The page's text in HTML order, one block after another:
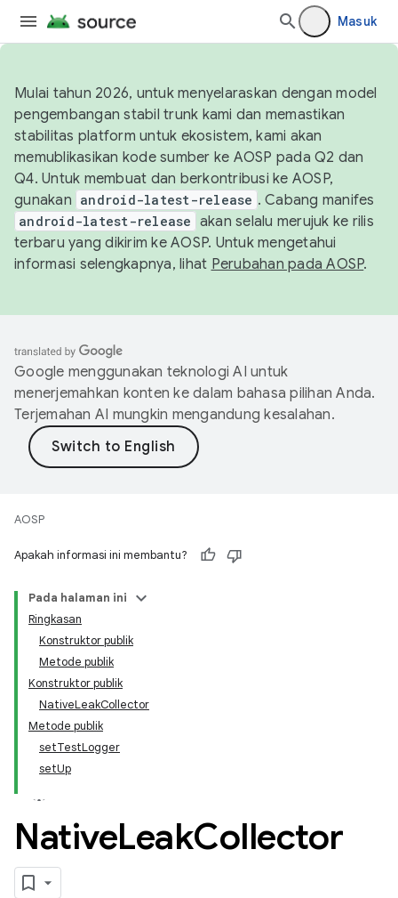
Masuk
Mulai tahun 2026, untuk menyelaraskan dengan model
pengembangan stabil trunk kami dan memastikan
stabilitas platform untuk ekosistem, kami akan
memublikasikan kode sumber ke AOSP pada Q2 dan
Q4. Untuk membuat dan berkontribusi ke AOSP,
gunakan android-latest-release . Cabang manifes
android-latest-release akan selalu merujuk ke rilis
terbaru yang dikirim ke AOSP. Untuk mengetahui
informasi selengkapnya, lihat Perubahan pada AOSP.
Google menggunakan teknologi AI untuk
menerjemahkan konten ke dalam bahasa pilihan Anda.
Terjemahan AI mungkin mengandung kesalahan.
AOSP
Apakah informasi ini membantu?
Pada halaman ini
Ringkasan
Konstruktor publik
Metode publik
Konstruktor publik
NativeLeakCollector
Metode publik
setTestLogger
setUp
NativeLeakCollector